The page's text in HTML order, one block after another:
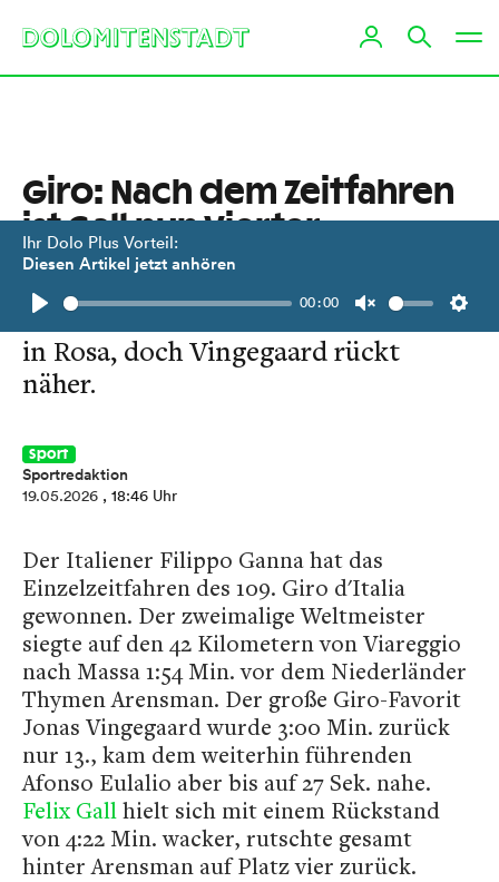
Ihr Dolo Plus Vorteil:
Diesen Artikel jetzt anhören
Play
00:00
Unmute
Giro: Nach dem Zeitfahren
ist Gall nun Vierter
Thymen Arensman schob sich vor
den Osttiroler. Eulalio bleibt vorerst
in Rosa, doch Vingegaard rückt
näher.
Sport
Sportredaktion
19.05.2026 , 18:46 Uhr
Der Italiener Filippo Ganna hat das
Einzelzeitfahren des 109. Giro d'Italia
gewonnen. Der zweimalige Weltmeister
siegte auf den 42 Kilometern von Viareggio
nach Massa 1:54 Min. vor dem Niederländer
Thymen Arensman. Der große Giro-Favorit
Jonas Vingegaard wurde 3:00 Min. zurück
nur 13., kam dem weiterhin führenden
Afonso Eulalio aber bis auf 27 Sek. nahe.
Felix Gallhielt sich mit einem Rückstand
von 4:22 Min. wacker, rutschte gesamt
hinter Arensman auf Platz vier zurück.